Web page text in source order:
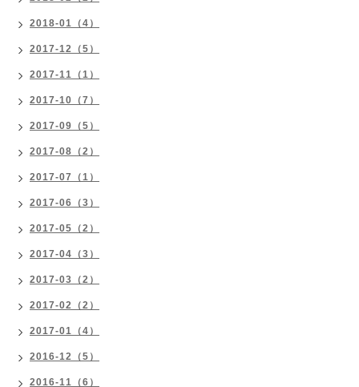
2018-01（4）
2017-12（5）
2017-11（1）
2017-10（7）
2017-09（5）
2017-08（2）
2017-07（1）
2017-06（3）
2017-05（2）
2017-04（3）
2017-03（2）
2017-02（2）
2017-01（4）
2016-12（5）
2016-11（6）